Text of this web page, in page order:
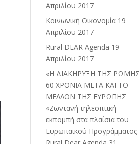
Απριλίου 2017
Κοινωνική Οικονομία 19
Απριλίου 2017
Rural DEAR Agenda 19
Απριλίου 2017
«Η ΔΙΑΚΗΡΥΞΗ ΤΗΣ ΡΩΜΗΣ
60 ΧΡΟΝΙΑ ΜΕΤΑ ΚΑΙ ΤΟ
ΜΕΛΛΟΝ ΤΗΣ ΕΥΡΩΠΗΣ
«Ζωντανή τηλεοπτική
εκπομπή στα πλαίσια του
Ευρωπαϊκού Προγράμματος